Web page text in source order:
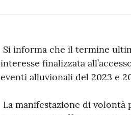
Contenuto
Si informa che il termine
interesse finalizzata
eventi alluvionali del 2023 e
La manifestazione di volontà